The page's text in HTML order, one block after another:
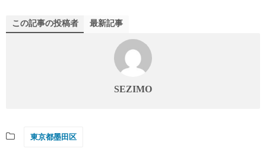
この記事の投稿者 最新記事
SEZIMO
東京都墨田区